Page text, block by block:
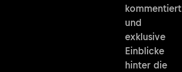
kommentiert
und
exklusive
Einblicke
hinter die